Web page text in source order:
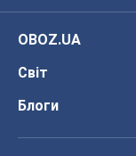
OBOZ.UA
Світ
Блоги